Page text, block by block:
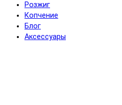
Розжиг
Копчение
Блог
Аксессуары